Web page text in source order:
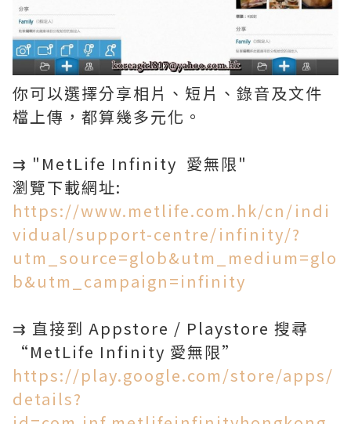
你可以選擇分享相片、短片、錄音及文件
檔上傳，都算幾多元化。
⇉ "MetLife Infinity 愛無限"
瀏覽下載網址:
https://www.metlife.com.hk/cn/indi
vidual/support-centre/infinity/?
utm_source=glob&utm_medium=glo
b&utm_campaign=infinity
⇉ 直接到 Appstore / Playstore 搜尋
“MetLife Infinity 愛無限”
https://play.google.com/store/apps/
details?